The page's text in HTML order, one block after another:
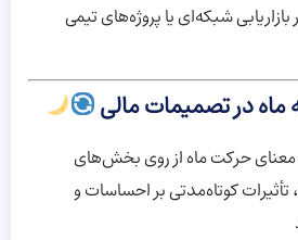
بازاریابی شبکه‌ای یا پروژه‌های تیمی
ماه در تصمیمات مالی
معنای حرکت ماه از روی بخش‌های
کوتاه‌مدتی بر احساسات و